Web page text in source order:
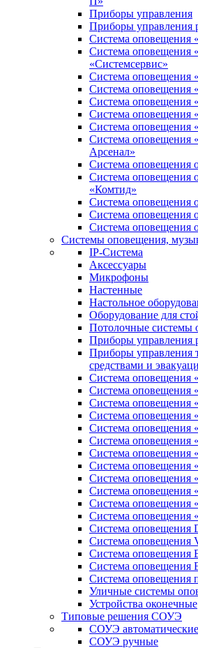
Приборы управления
Приборы управления
Система оповещения
Система
«Системсервис»
Система оповещения
Система оповещения
Система
Система оповещения
Система оповещения
Система оповещения
Арсенал»
Система оповещения
Система оповещения
«Комтид»
Система оповещения
Система оповещения
Система оповещения
Системы оповещения,
IP-Система
Аксессуары
Микрофоны
Настенные
Настольное
Оборудование для
Потолочные системы
Приборы управления
Приборы управления
средствами и
Система оповещения
Система оповещения
Система оповещения
Система оповещения
Система оповещения
Система оповещения
Система оповещения
Система оповещения
Система оповещения
Система оповещения
Система оповещения
Система оповещения
Система оповещения
Система оповещения
Система
Система
Система
Уличные системы
Устройства оконечные
Типовые решения СОУЭ
СОУЭ автоматические
СОУЭ ручные